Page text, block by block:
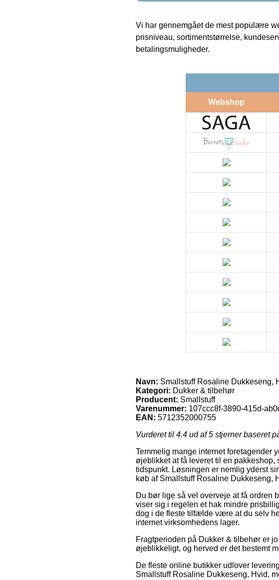
Vi har gennemgået de mest populære
prisniveau, sortimentstørrelse,
betalingsmuligheder.
Webshop
Navn: Smallstuff Rosaline Dukkeseng,
Kategori: Dukker & tilbehør
Producent: Smallstuff
Varenummer: 107ccc8f-3890-415d-
EAN: 5712352000755
Vurderet til 4.4 ud af 5 stjerner baseret
Temmelig mange internet foretagender
øjeblikket at få leveret til en
tidspunkt. Løsningen er nemlig yderst
køb af Smallstuff Rosaline Dukkeseng,
Du bør lige så vel overveje at få ordren
viser sig i regelen et hak mindre
dog i de fleste tilfælde være at du selv
internet virksomhedens lager.
Fragtperioden på Dukker & tilbehør er
øjeblikkeligt, og herved er det bestemt
De fleste online butikker udlover
Smallstuff Rosaline Dukkeseng, Hvid,